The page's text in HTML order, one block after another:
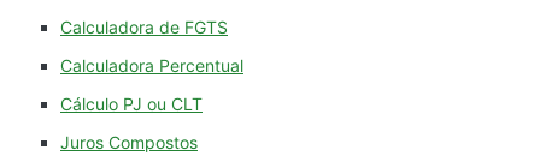
Calculadora de FGTS
Calculadora Percentual
Cálculo PJ ou CLT
Juros Compostos